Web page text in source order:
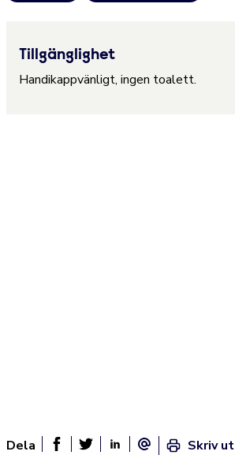
Tillgänglighet
Handikappvänligt, ingen toalett.
Dela
Dela sidan på Facebook
E-post
Skriv ut